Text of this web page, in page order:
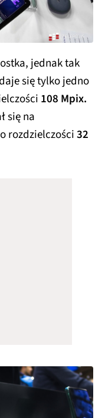
jednak tak
się tylko jedno
108 Mpix.
się na
rozdzielczości32